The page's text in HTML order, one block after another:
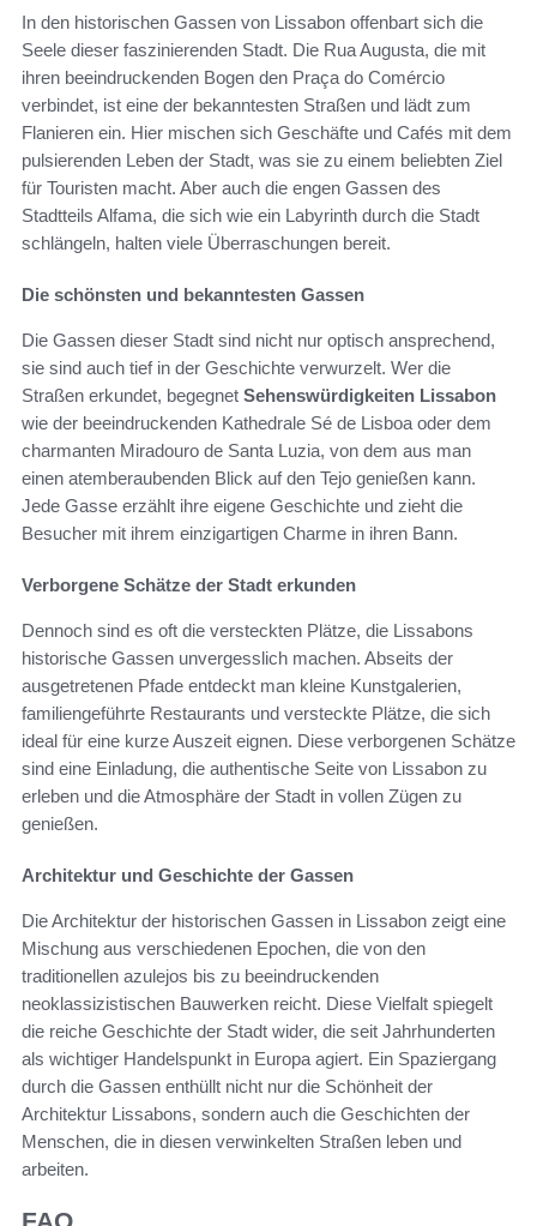
In den historischen Gassen von Lissabon offenbart sich die
Seele dieser faszinierenden Stadt. Die Rua Augusta, die mit
ihren beeindruckenden Bogen den Praça do Comércio
verbindet, ist eine der bekanntesten Straßen und lädt zum
Flanieren ein. Hier mischen sich Geschäfte und Cafés mit dem
pulsierenden Leben der Stadt, was sie zu einem beliebten Ziel
für Touristen macht. Aber auch die engen Gassen des
Stadtteils Alfama, die sich wie ein Labyrinth durch die Stadt
schlängeln, halten viele Überraschungen bereit.
Die schönsten und bekanntesten Gassen
Die Gassen dieser Stadt sind nicht nur optisch ansprechend,
sie sind auch tief in der Geschichte verwurzelt. Wer die
Straßen erkundet, begegnet Sehenswürdigkeiten Lissabon
wie der beeindruckenden Kathedrale Sé de Lisboa oder dem
charmanten Miradouro de Santa Luzia, von dem aus man
einen atemberaubenden Blick auf den Tejo genießen kann.
Jede Gasse erzählt ihre eigene Geschichte und zieht die
Besucher mit ihrem einzigartigen Charme in ihren Bann.
Verborgene Schätze der Stadt erkunden
Dennoch sind es oft die versteckten Plätze, die Lissabons
historische Gassen unvergesslich machen. Abseits der
ausgetretenen Pfade entdeckt man kleine Kunstgalerien,
familiengeführte Restaurants und versteckte Plätze, die sich
ideal für eine kurze Auszeit eignen. Diese verborgenen Schätze
sind eine Einladung, die authentische Seite von Lissabon zu
erleben und die Atmosphäre der Stadt in vollen Zügen zu
genießen.
Architektur und Geschichte der Gassen
Die Architektur der historischen Gassen in Lissabon zeigt eine
Mischung aus verschiedenen Epochen, die von den
traditionellen azulejos bis zu beeindruckenden
neoklassizistischen Bauwerken reicht. Diese Vielfalt spiegelt
die reiche Geschichte der Stadt wider, die seit Jahrhunderten
als wichtiger Handelspunkt in Europa agiert. Ein Spaziergang
durch die Gassen enthüllt nicht nur die Schönheit der
Architektur Lissabons, sondern auch die Geschichten der
Menschen, die in diesen verwinkelten Straßen leben und
arbeiten.
FAQ